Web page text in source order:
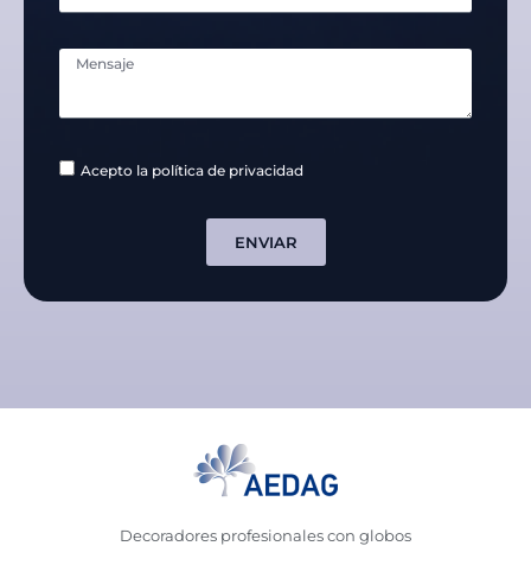
Acepto la política de privacidad
ENVIAR
Decoradores profesionales con globos